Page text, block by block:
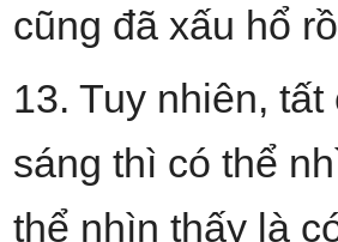
cũng đã xấu hổ
13. Tuy nhiên,
sáng thì có thể
thể nhìn thấy là